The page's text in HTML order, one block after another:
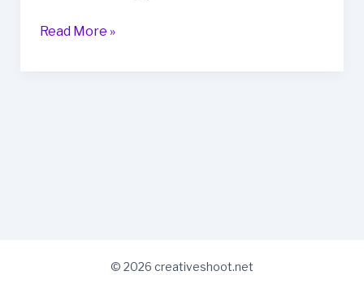
Read More »
© 2026 creativeshoot.net